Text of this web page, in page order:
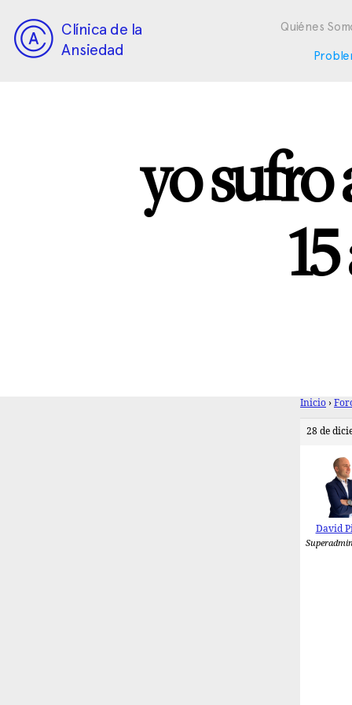
Clínica de la
Ansiedad
Quiénes
yo sufro
Inicio ›
28 de
David